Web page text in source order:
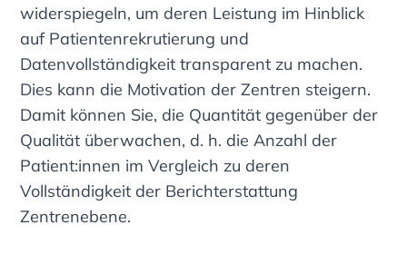
widerspiegeln, um deren Leistung im Hinblick
auf Patientenrekrutierung und
Datenvollständigkeit transparent zu machen.
Dies kann die Motivation der Zentren steigern.
Damit können Sie, die Quantität gegenüber der
Qualität überwachen, d. h. die Anzahl der
Patient:innen im Vergleich zu deren
Vollständigkeit der Berichterstattung
Zentrenebene.